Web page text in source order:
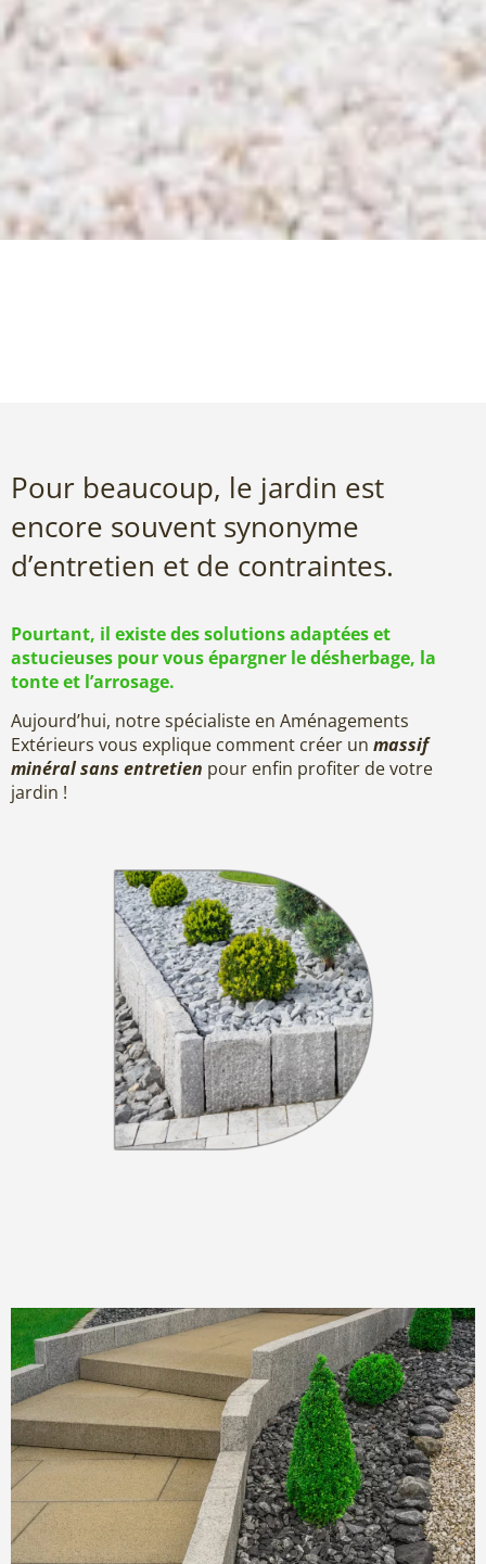
Pour beaucoup, le jardin est
encore souvent synonyme
d’entretien et de contraintes.
Pourtant, il existe des solutions adaptées et
astucieuses pour vous épargner le désherbage, la
tonte et l’arrosage.
Aujourd’hui, notre spécialiste en Aménagements
Extérieurs vous explique comment créer un massif
minéral sans entretien pour enfin profiter de votre
jardin !